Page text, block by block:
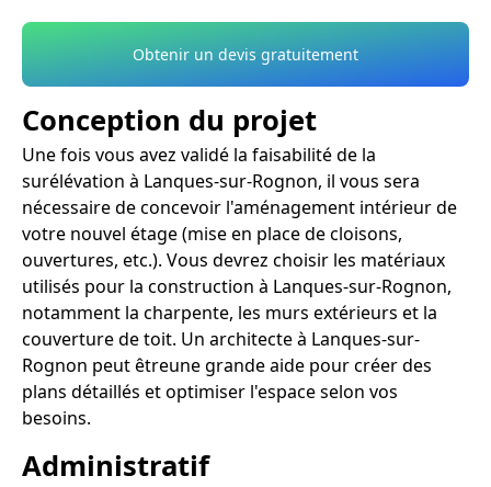
Obtenir un devis gratuitement
Conception du projet
Une fois vous avez validé la faisabilité de la
surélévation à Lanques-sur-Rognon, il vous sera
nécessaire de concevoir l'aménagement intérieur de
votre nouvel étage (mise en place de cloisons,
ouvertures, etc.). Vous devrez choisir les matériaux
utilisés pour la construction à Lanques-sur-Rognon,
notamment la charpente, les murs extérieurs et la
couverture de toit. Un architecte à Lanques-sur-
Rognon peut êtreune grande aide pour créer des
plans détaillés et optimiser l'espace selon vos
besoins.
Administratif